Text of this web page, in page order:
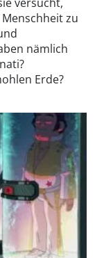
zu
nämlich
Erde?